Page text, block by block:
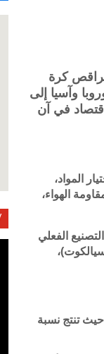
كرة
وآسيا إلى
في آن
المواد،
الهواء،
الفعلي
تنتج نسبة